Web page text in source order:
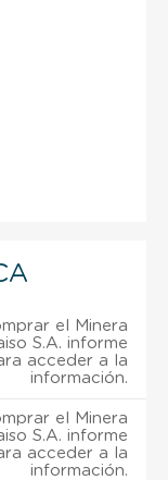
el Minera
S.A. informe
acceder a la
información.
el Minera
S.A. informe
acceder a la
información.